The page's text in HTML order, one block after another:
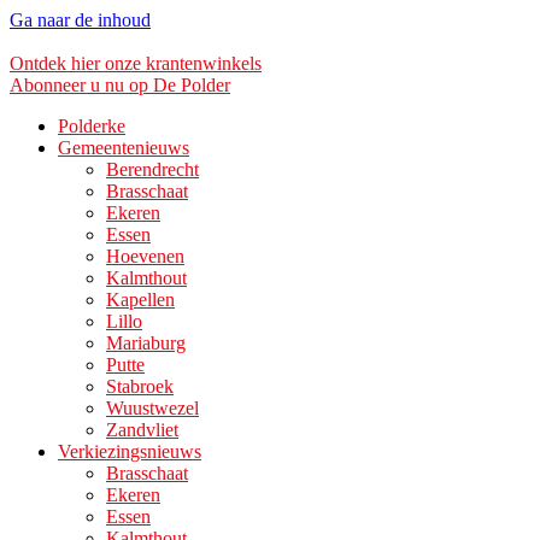
Ga naar de inhoud
Ontdek hier onze krantenwinkels
Abonneer u nu op De Polder
Polderke
Gemeentenieuws
Berendrecht
Brasschaat
Ekeren
Essen
Hoevenen
Kalmthout
Kapellen
Lillo
Mariaburg
Putte
Stabroek
Wuustwezel
Zandvliet
Verkiezingsnieuws
Brasschaat
Ekeren
Essen